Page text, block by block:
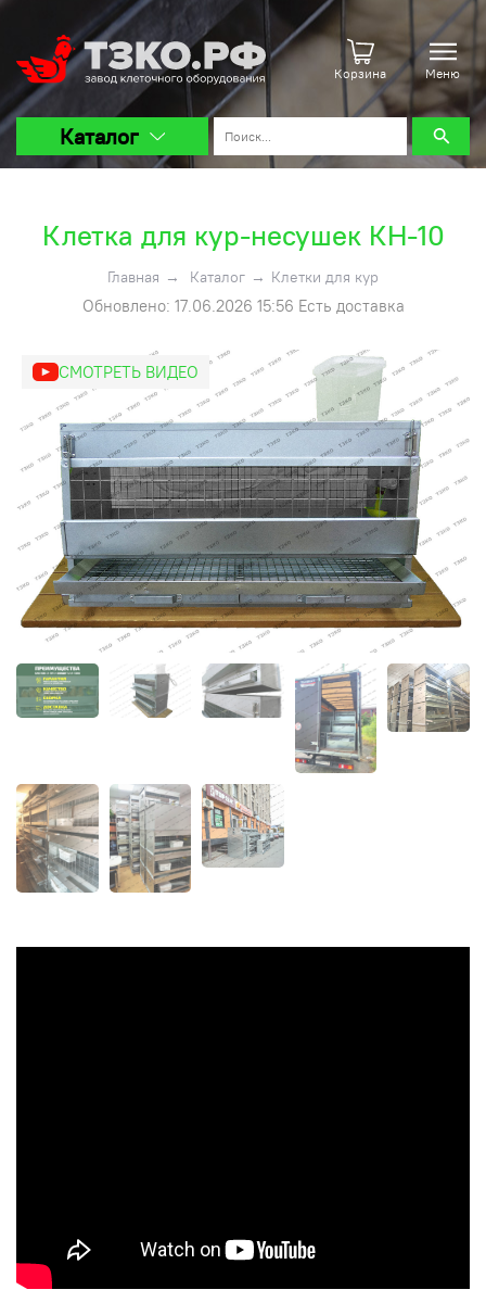
Корзина Меню
Каталог
Клетка для кур-несушек КН-10
Главная → Каталог → Клетки для кур
Обновлено: 17.06.2026 15:56 Есть доставка
СМОТРЕТЬ ВИДЕО